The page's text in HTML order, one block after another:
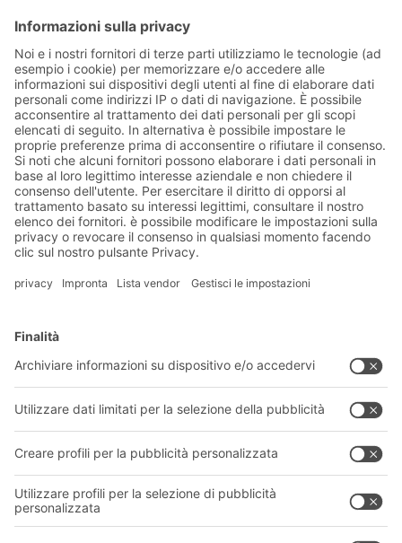
Il sistema di scaffalature a gravità
portapallet BITO PRO gestisce un'ampia
gamma di prodotti
Soluzioni BITO
Soluzioni di intralogistica
Cassette e contenitori
Sistemi di trasporto
Consulenza e servizi
Download
Azienda
Chi siamo
La nostra rete globale
Seguici